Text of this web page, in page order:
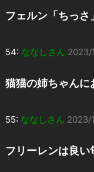
フェルン「ちっさ」
54: ななしさん 2023/
猫猫の姉ちゃんに
55: ななしさん 2023/
フリーレンは良い